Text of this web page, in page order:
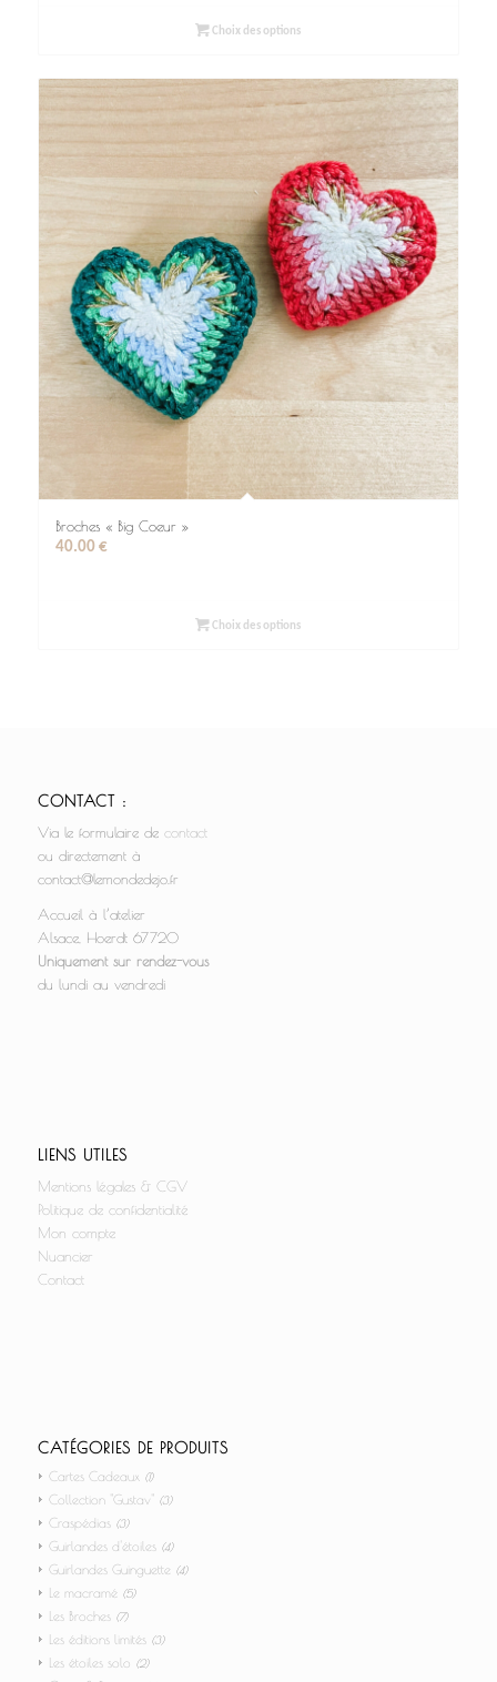
Choix des options
Broches « Big Coeur »
40.00 €
Choix des options
CONTACT :
Via le formulaire de contact
ou directement à
contact@lemondedejo.fr
Accueil à l’atelier
Alsace, Hoerdt 67720
Uniquement sur rendez-vous
du lundi au vendredi
LIENS UTILES
Mentions légales & CGV
Politique de confidentialité
Mon compte
Nuancier
Contact
CATÉGORIES DE PRODUITS
Cartes Cadeaux (1)
Collection "Gustav" (3)
Craspédias (3)
Guirlandes d'étoiles (4)
Guirlandes Guinguette (4)
Le macramé (5)
Les Broches (7)
Les éditions limités (3)
Les étoiles solo (2)